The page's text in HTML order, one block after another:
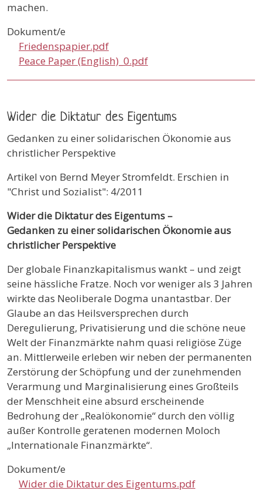
machen.
Dokument/e
Friedenspapier.pdf
Peace Paper (English)_0.pdf
Wider die Diktatur des Eigentums
Gedanken zu einer solidarischen Ökonomie aus
christlicher Perspektive
Artikel von Bernd Meyer Stromfeldt. Erschien in
"Christ und Sozialist": 4/2011
Wider die Diktatur des Eigentums –
Gedanken zu einer solidarischen Ökonomie aus
christlicher Perspektive
Der globale Finanzkapitalismus wankt – und zeigt
seine hässliche Fratze. Noch vor weniger als 3 Jahren
wirkte das Neoliberale Dogma unantastbar. Der
Glaube an das Heilsversprechen durch
Deregulierung, Privatisierung und die schöne neue
Welt der Finanzmärkte nahm quasi religiöse Züge
an. Mittlerweile erleben wir neben der permanenten
Zerstörung der Schöpfung und der zunehmenden
Verarmung und Marginalisierung eines Großteils
der Menschheit eine absurd erscheinende
Bedrohung der „Realökonomie“ durch den völlig
außer Kontrolle geratenen modernen Moloch
„Internationale Finanzmärkte“.
Dokument/e
Wider die Diktatur des Eigentums.pdf